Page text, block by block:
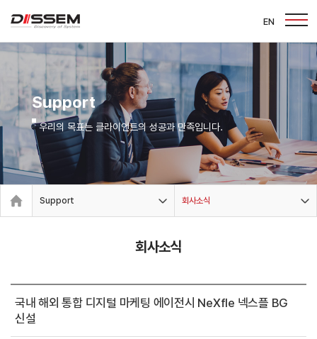
EN
Support
우리의 목표는 클라이언트의 성공과 만족입니다.
Support 회사소식
회사소식
국내 해외 통합 디지털 마케팅 에이전시 NeXfle 넥스플 BG
신설